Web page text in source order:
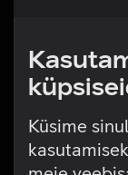
Küsime